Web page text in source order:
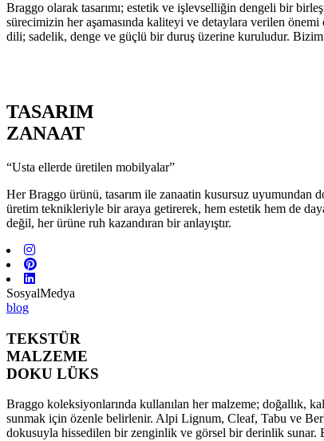
Braggo olarak tasarımı; estetik ve işlevselliğin dengeli bir
sürecimizin her aşamasında kaliteyi ve detaylara verilen
dili; sadelik, denge ve güçlü bir duruş üzerine kuruludur.
TASARIM
ZANAAT
“Usta ellerde üretilen mobilyalar”
Her Braggo ürünü, tasarım ile zanaatin kusursuz uyumundan
üretim teknikleriyle bir araya getirerek, hem estetik hem de
değil, her ürüne ruh kazandıran bir anlayıştır.
SosyalMedya
blog
TEKSTÜR
MALZEME
DOKU LÜKS
Braggo koleksiyonlarında kullanılan her malzeme; doğallık,
sunmak için özenle belirlenir. Alpi Lignum, Cleaf, Tabu ve
dokusuyla hissedilen bir zenginlik ve görsel bir derinlik sunar.